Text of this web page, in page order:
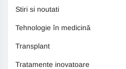
Stiri si noutati
Tehnologie în medicină
Transplant
Tratamente inovatoare